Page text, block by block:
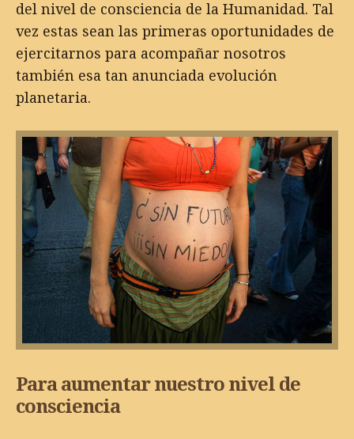
del nivel de consciencia de la Humanidad. Tal
vez estas sean las primeras oportunidades de
ejercitarnos para acompañar nosotros
también esa tan anunciada evolución
planetaria.
Para aumentar nuestro nivel de
consciencia